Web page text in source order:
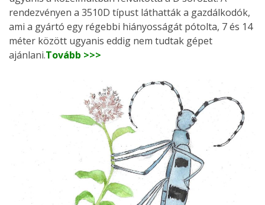
rendezvényen a 3510D típust láthatták a gazdálkodók,
ami a gyártó egy régebbi hiányosságát pótolta, 7 és 14
méter között ugyanis eddig nem tudtak gépet
ajánlani.Tovább >>>